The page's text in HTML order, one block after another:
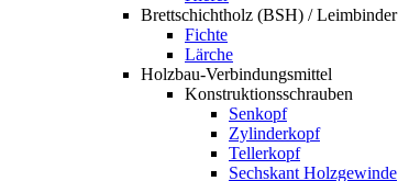
Brettschichtholz (BSH) / Leimbinder
Fichte
Lärche
Holzbau-Verbindungsmittel
Konstruktionsschrauben
Senkopf
Zylinderkopf
Tellerkopf
Sechskant Holzgewinde